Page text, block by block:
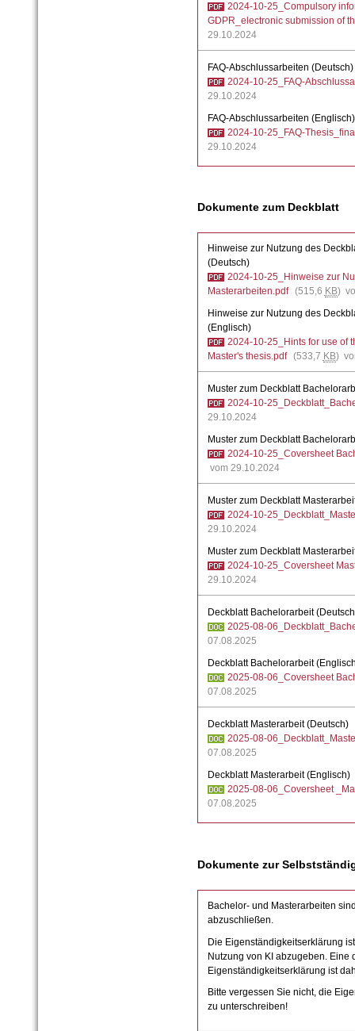
2024-10-25_Compulsory
GDPR_electronic submission of
29.10.2024
FAQ-Abschlussarbeiten (Deutsch)
2024-10-25_FAQ-
29.10.2024
FAQ-Abschlussarbeiten (Englisch)
2024-10-25_FAQ-
29.10.2024
Dokumente zum Deckblatt
Hinweise zur Nutzung des
(Deutsch)
2024-10-25_Hinweise zur
Masterarbeiten.pdf (515,6 KB)
Hinweise zur Nutzung des
(Englisch)
2024-10-25_Hints for use of
Master's thesis.pdf (533,7 KB)
Muster zum Deckblatt
2024-10-
29.10.2024
Muster zum Deckblatt
2024-10-25_Coversheet
vom 29.10.2024
Muster zum Deckblatt
2024-10-
29.10.2024
Muster zum Deckblatt
2024-10-25_Coversheet
29.10.2024
Deckblatt Bachelorarbeit
2025-08-
07.08.2025
Deckblatt Bachelorarbeit
2025-08-06_Coversheet
07.08.2025
Deckblatt Masterarbeit (Deutsch)
2025-08-
07.08.2025
Deckblatt Masterarbeit (Englisch)
2025-08-06_Coversheet
07.08.2025
Dokumente zur
Bachelor- und Masterarbeiten
abzuschließen.
Die Eigenständigkeitserklärung
Nutzung von KI abzugeben. Eine
Eigenständigkeitserklärung ist
Bitte vergessen Sie nicht, die
zu unterschreiben!